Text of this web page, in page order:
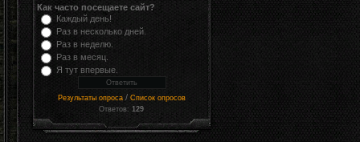
Как часто посещаете сайт?
Каждый день!
Раз в несколько дней.
Раз в неделю.
Раз в месяц.
Я тут впервые.
Результаты опроса / Список опросов
Ответов:129